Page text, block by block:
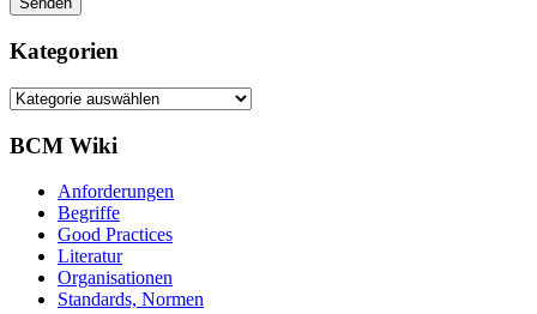
Kategorien
Kategorien
BCM Wiki
Anforderungen
Begriffe
Good Practices
Literatur
Organisationen
Standards, Normen